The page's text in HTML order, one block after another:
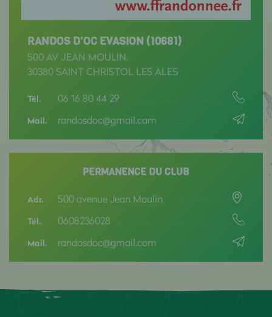
RANDOS D'OC EVASION (10681)
500 AV JEAN MOULIN,
30380 SAINT CHRISTOL LES ALES
Tél. 06 16 80 44 29
Mail. randosdoc@gmail.com
PERMANENCE DU CLUB
Adr. 500 avenue Jean Moulin
Tél. 0608236028
Mail. randosdoc@gmail.com